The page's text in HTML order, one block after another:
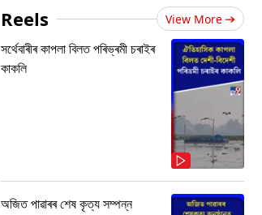
Reels View More
সৰ্থেবাৰীৰ কাপলা বিলত পৰিভ্ৰমী চৰাইৰ
কাকলি
অজিত পাৱাৰৰ শেষ কৃত্য সম্পন্ন